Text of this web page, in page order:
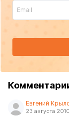
Евгений
23 августа 2010